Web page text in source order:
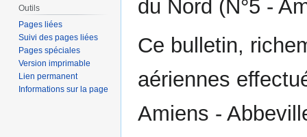
navigation
recherche
du Nord (N°5 -
Ce bulletin,
aériennes
Amiens -
Outils
Pages liées
Suivi des pages liées
Pages spéciales
Version imprimable
Lien permanent
Informations sur la page